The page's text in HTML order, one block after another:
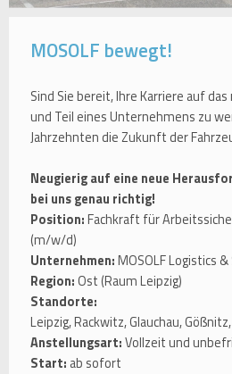
MOSOLF bewegt!
Sind Sie bereit, Ihre Karriere auf
und Teil eines Unternehmens zu
Jahrzehnten die Zukunft der
Neugierig auf eine neue
bei uns genau richtig!
Position:Fachkraft für
(m/w/d)
Unternehmen:MOSOLF Logistics
Region:Ost (Raum Leipzig)
Standorte:
Leipzig, Rackwitz, Glauchau,
Anstellungsart:Vollzeit und
Start: ab sofort